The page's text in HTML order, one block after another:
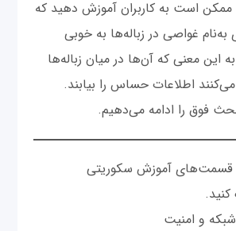
است به کاربران آموزش دهید که
به‌نام غواصی در زباله‌ها به خوبی
این معنی که آن‌ها در میان زباله‌ها
اطلاعات حساس را بیابند.
فوق را ادامه می‌دهیم.
قسمت‌های آموزش سکوریتی
و امنیت